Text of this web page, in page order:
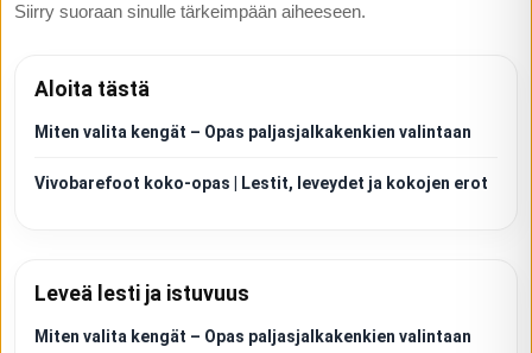
Siirry suoraan sinulle tärkeimpään aiheeseen.
Aloita tästä
Miten valita kengät – Opas paljasjalkakenkien valintaan
Vivobarefoot koko-opas | Lestit, leveydet ja kokojen erot
Leveä lesti ja istuvuus
Miten valita kengät – Opas paljasjalkakenkien valintaan